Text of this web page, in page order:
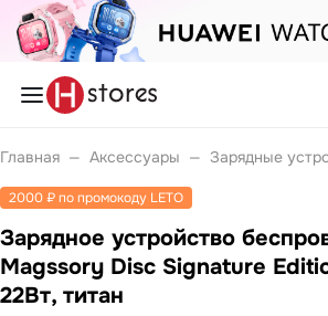
Каталог
Pura
Watch
Watch GT
Watch Ultimate
Watch Kids
Главная — Аксессуары — Зарядные
2000 ₽ по промокоду LETO
Зарядное устройство
Magssory Disc Signature
22Вт, титан
Войти или
зарегистрироваться
Каталог
Покупателям